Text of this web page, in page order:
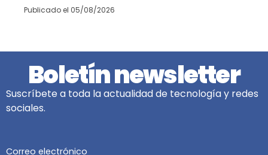
Publicado el 05/08/2026
Boletín newsletter
Suscríbete a toda la actualidad de tecnología y redes
sociales.
Correo electrónico